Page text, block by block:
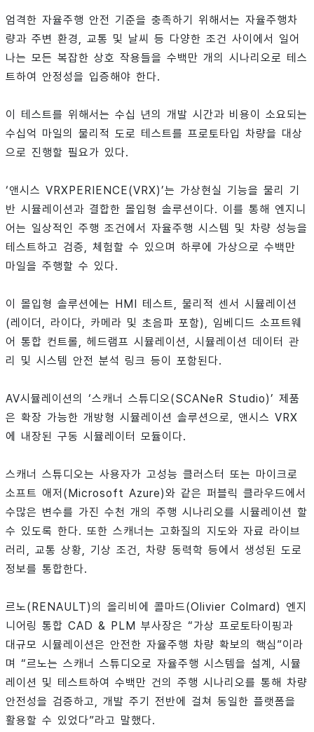
엄격한 자율주행 안전 기준을 충족하기 위해서는 자율주행차
량과 주변 환경, 교통 및 날씨 등 다양한 조건 사이에서 일어
나는 모든 복잡한 상호 작용들을 수백만 개의 시나리오로 테스
트하여 안정성을 입증해야 한다.
이 테스트를 위해서는 수십 년의 개발 시간과 비용이 소요되는
수십억 마일의 물리적 도로 테스트를 프로토타입 차량을 대상
으로 진행할 필요가 있다.
‘앤시스 VRXPERIENCE(VRX)’는 가상현실 기능을 물리 기
반 시뮬레이션과 결합한 몰입형 솔루션이다. 이를 통해 엔지니
어는 일상적인 주행 조건에서 자율주행 시스템 및 차량 성능을
테스트하고 검증, 체험할 수 있으며 하루에 가상으로 수백만
마일을 주행할 수 있다.
이 몰입형 솔루션에는 HMI 테스트, 물리적 센서 시뮬레이션
(레이더, 라이다, 카메라 및 초음파 포함), 임베디드 소프트웨
어 통합 컨트롤, 헤드램프 시뮬레이션, 시뮬레이션 데이터 관
리 및 시스템 안전 분석 링크 등이 포함된다.
AV시뮬레이션의 ‘스캐너 스튜디오(SCANeR Studio)’ 제품
은 확장 가능한 개방형 시뮬레이션 솔루션으로, 앤시스 VRX
에 내장된 구동 시뮬레이터 모듈이다.
스캐너 스튜디오는 사용자가 고성능 클러스터 또는 마이크로
소프트 애저(Microsoft Azure)와 같은 퍼블릭 클라우드에서
수많은 변수를 가진 수천 개의 주행 시나리오를 시뮬레이션 할
수 있도록 한다. 또한 스캐너는 고화질의 지도와 자료 라이브
러리, 교통 상황, 기상 조건, 차량 동력학 등에서 생성된 도로
정보를 통합한다.
르노(RENAULT)의 올리비에 콜마드(Olivier Colmard) 엔지
니어링 통합 CAD & PLM 부사장은 “가상 프로토타이핑과
대규모 시뮬레이션은 안전한 자율주행 차량 확보의 핵심”이라
며 “르노는 스캐너 스튜디오로 자율주행 시스템을 설계, 시뮬
레이션 및 테스트하여 수백만 건의 주행 시나리오를 통해 차량
안전성을 검증하고, 개발 주기 전반에 걸쳐 동일한 플랫폼을
활용할 수 있었다”라고 말했다.